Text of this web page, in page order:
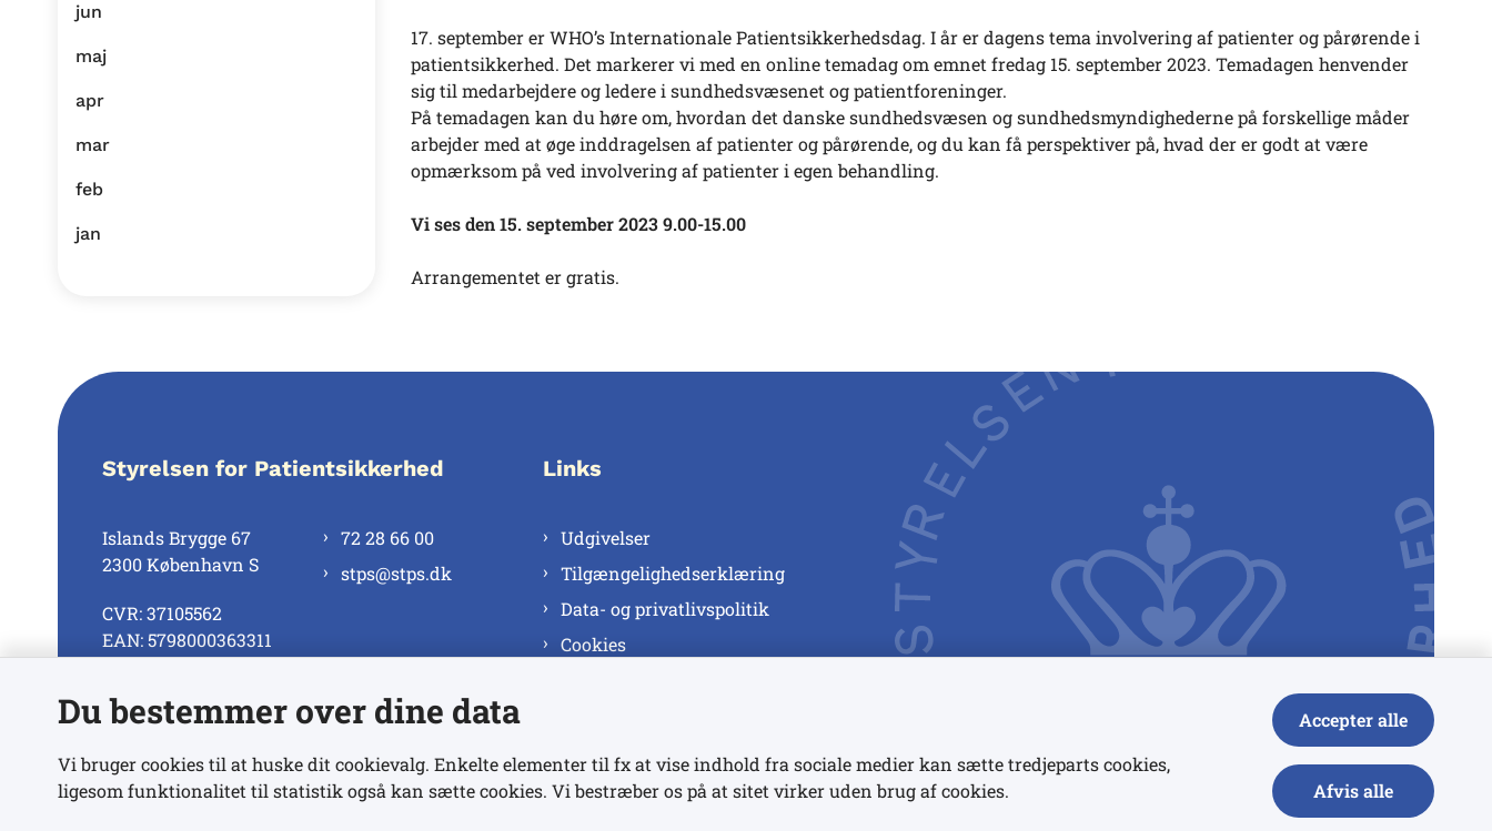
jun
maj
apr
mar
feb
jan
17. september er WHO’s Internationale Patientsikkerhedsdag. I år er dagens tema involvering af patienter og pårørende i
patientsikkerhed. Det markerer vi med en online temadag om emnet fredag 15. september 2023. Temadagen henvender
sig til medarbejdere og ledere i sundhedsvæsenet og patientforeninger.
På temadagen kan du høre om, hvordan det danske sundhedsvæsen og sundhedsmyndighederne på forskellige måder
arbejder med at øge inddragelsen af patienter og pårørende, og du kan få perspektiver på, hvad der er godt at være
opmærksom på ved involvering af patienter i egen behandling.
Vi ses den 15. september 2023 9.00-15.00
Arrangementet er gratis.
Styrelsen for Patientsikkerhed
Islands Brygge 67
2300 København S
CVR: 37105562
EAN: 5798000363311
72 28 66 00
stps@stps.dk
Se alle kontaktnumre
Links
Udgivelser
Tilgængelighedserklæring
Data- og privatlivspolitik
Cookies
Du bestemmer over dine data
Vi bruger cookies til at huske dit cookievalg. Enkelte elementer til fx at vise indhold fra sociale medier kan sætte tredjeparts cookies,
ligesom funktionalitet til statistik også kan sætte cookies. Vi bestræber os på at sitet virker uden brug af cookies.
Accepter alle
Afvis alle